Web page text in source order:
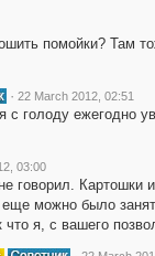
помойки? Там
· 22 March 2012, 02:51
с голоду ежегодно
03:00
говорил. Картошки
можно было
что я, с вашего